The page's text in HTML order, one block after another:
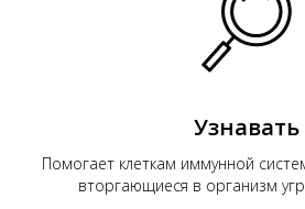
Узнавать
Помогает клеткам иммунной
вторгающиеся в организм